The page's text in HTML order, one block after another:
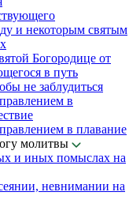
и некоторым святым
Богородице от
в путь
не заблудиться
в
в плавание
молитвы
и иных помыслах на
невнимании на